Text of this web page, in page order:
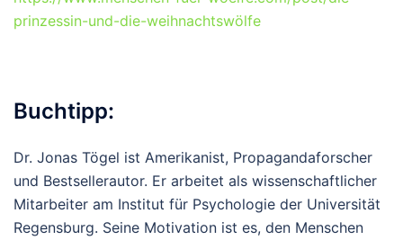
prinzessin-und-die-weihnachtswölfe
Buchtipp:
Dr. Jonas Tögel ist Amerikanist, Propagandaforscher
und Bestsellerautor. Er arbeitet als wissenschaftlicher
Mitarbeiter am Institut für Psychologie der Universität
Regensburg. Seine Motivation ist es, den Menschen